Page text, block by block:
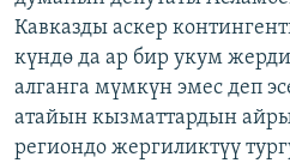
Кавказды аскер
күндө да ар бир укум
алганга мүмкүн эмес деп
атайын кызматтардын
региондо жергиликтүү